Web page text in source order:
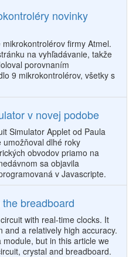
novinky
firmy Atmel.
na vyhľadávanie, takže
porovnaním
9 mikrokontrolérov, všetky s
v novej podobe
Simulator Applet od Paula
umožňoval dlhé roky
obvodov priamo na
sa objavila
v Javascripte.
breadboard
with real-time clocks. It
and a relatively high accuracy.
but in this article we
crystal and breadboard.